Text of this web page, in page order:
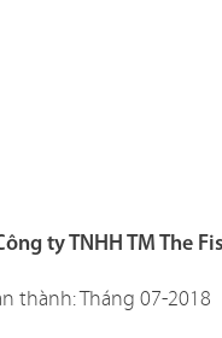
hàng vừa
tố khi thi
ty TNHH TM The
thành: Tháng 07-2018